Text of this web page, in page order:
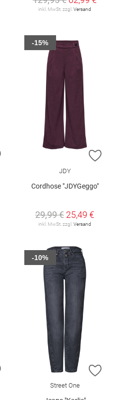
inkl. MwSt. zzgl. Versand
ZUR WUNSCHLISTE HINZUFÜGEN
ZUR
JDY
Cordhose "JDYGeggo"
29,99 € 25,49 €
inkl. MwSt. zzgl. Versand
-15%
ZUR WUNSCHLISTE HINZUFÜGEN
ZUR
Street One
-10%